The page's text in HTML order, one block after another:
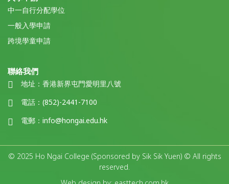
中一自行分配學位
一般入學申請
跨境學童申請
聯絡我們
地址： 香港新界屯門愛明里八號
電話： (852)-2441-7100
電郵： info@hongai.edu.hk
© 2025 Ho Ngai College (Sponsored by Sik Sik Yuen) © All rights
reserved.